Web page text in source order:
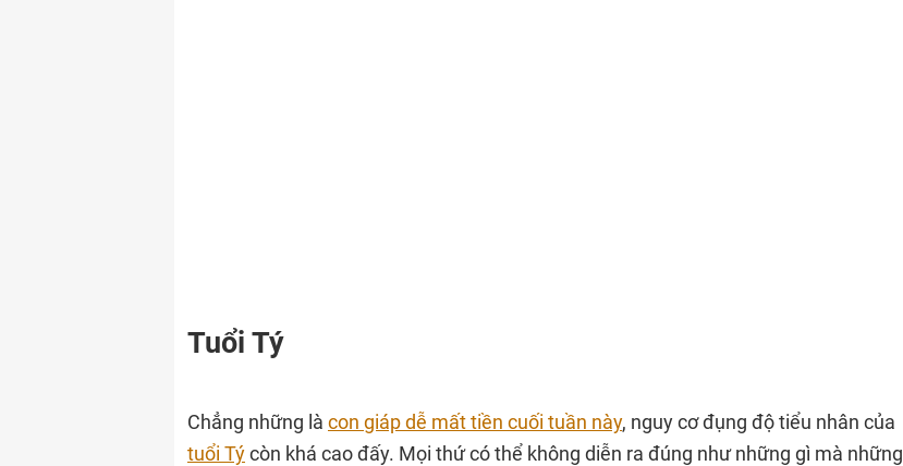
Tuổi Tý
Chẳng những là con giáp dễ mất tiền cuối tuần này, nguy cơ đụng độ tiểu nhân của
tuổi Týcòn khá cao đấy. Mọi thứ có thể không diễn ra đúng như những gì mà những